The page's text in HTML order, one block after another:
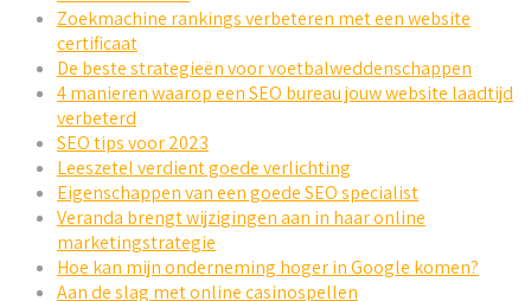
Zoekmachine rankings verbeteren met een website
certificaat
De beste strategieën voor voetbalweddenschappen
4 manieren waarop een SEO bureau jouw website laadtijd
verbeterd
SEO tips voor 2023
Leeszetel verdient goede verlichting
Eigenschappen van een goede SEO specialist
Veranda brengt wijzigingen aan in haar online
marketingstrategie
Hoe kan mijn onderneming hoger in Google komen?
Aan de slag met online casinospellen